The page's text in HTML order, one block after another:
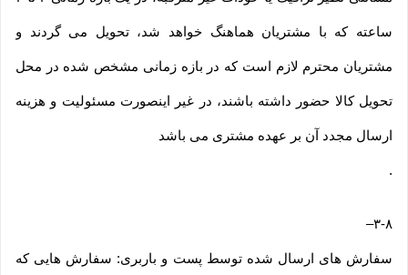
ساعته که با مشتریان هماهنگ خواهد شد، تحویل می گردند و
مشتریان محترم لازم است که در بازه زمانی مشخص شده در محل
تحویل کالا حضور داشته باشند، در غیر اینصورت مسئولیت و هزینه
ارسال مجدد آن بر عهده مشتری می باشد
.
۳-۸–
سفارش های ارسال شده توسط پست و باربری: سفارش هایی که